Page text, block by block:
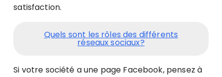
satisfaction.
Quels sont les rôles des différents
réseaux sociaux?
Si votre société a une page Facebook, pensez à